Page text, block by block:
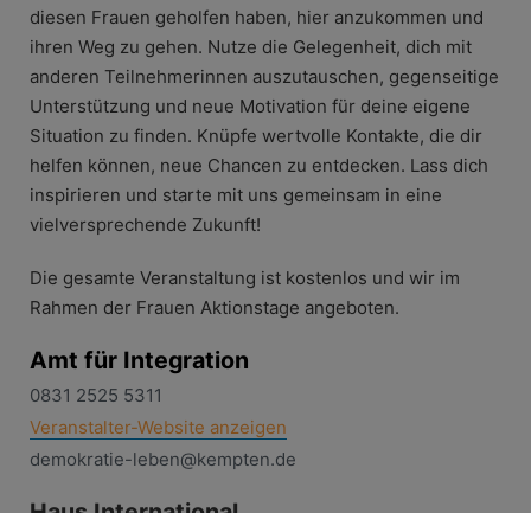
diesen Frauen geholfen haben, hier anzukommen und
ihren Weg zu gehen. Nutze die Gelegenheit, dich mit
anderen Teilnehmerinnen auszutauschen, gegenseitige
Unterstützung und neue Motivation für deine eigene
Situation zu finden. Knüpfe wertvolle Kontakte, die dir
helfen können, neue Chancen zu entdecken. Lass dich
inspirieren und starte mit uns gemeinsam in eine
vielversprechende Zukunft!
Die gesamte Veranstaltung ist kostenlos und wir im
Rahmen der Frauen Aktionstage angeboten.
Amt für Integration
0831 2525 5311
Veranstalter-Website anzeigen
demokratie-leben@kempten.de